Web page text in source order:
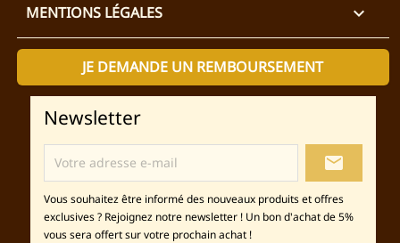
MENTIONS LÉGALES 
JE DEMANDE UN REMBOURSEMENT
Newsletter
local_post_office
Vous souhaitez être informé des nouveaux produits et offres
exclusives ? Rejoignez notre newsletter ! Un bon d'achat de 5%
vous sera offert sur votre prochain achat !